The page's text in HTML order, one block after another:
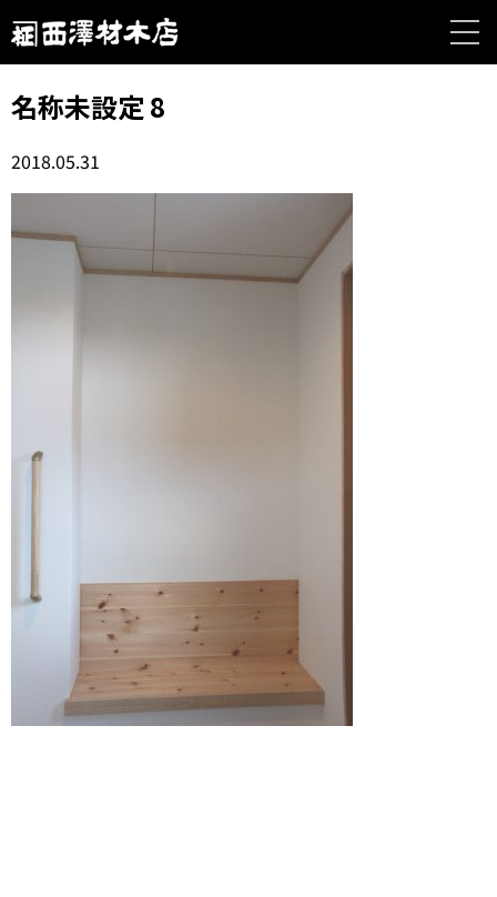
名称未設定 8
2018.05.31